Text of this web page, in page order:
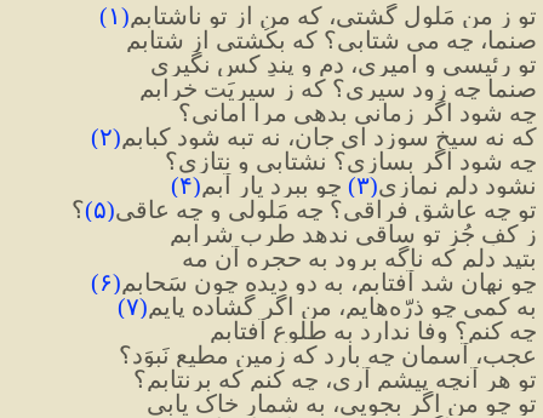
تو ز من مَلول گشتی، که من از تو ناشتابم(۱)
صنما، چه می شتابی؟ که بکُشتی از شتابم
تو رئیسی و امیری، دم و پندِ کس نگیری
صنما چه زود سیری؟ که ز سیریَت خرابم
چه شود اگر زمانی بدهی مرا امانی؟
که نه سیخ سوزد ای جان، نه تبه شود کبابم(۲)
چه شود اگر بسازی؟ نشتابی و نتازی؟
نشود دلم نمازی(۳) چو ببرد یار آبم(۴)
تو چه عاشقِ فراقی؟ چه مَلولی و چه عاقی(۵)؟
ز کفِ جُزِ تو ساقی ندهد طرب شرابم
بتپد دلم که ناگه برود به حجره آن مه
چو نهان شد آفتابم، به دو دیده چون سَحابم(۶)
به کمی چو ذرّه‌هایم، من اگر گشاده پایم
(۷)
چه کنم؟ وفا ندارد به طلوع آفتابم
عجب، آسمان چه بارد که زمین مطیع نَبوَد؟
تو هر آنچه پیشم آری، چه کنم که برنتابم؟
تو چو من اگر بجویی، به شمارِ خاک یابی